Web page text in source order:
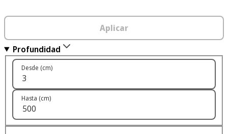
Aplicar
Profundidad
Desde (cm)
Hasta (cm)